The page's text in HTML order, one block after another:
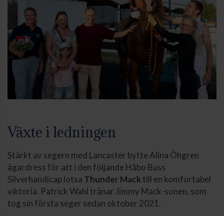
Växte i ledningen
Stärkt av segern med Lancaster bytte Alina Öhgren
ägardress för att i den följande Håbo Buss
Silverhandicap lotsa Thunder Macktill en komfortabel
viktoria. Patrick Wahl tränar Jimmy Mack-sonen, som
tog sin första seger sedan oktober 2021.